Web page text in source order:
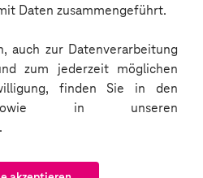
Daten zusammengeführt.
auch zur Datenverarbeitung
zum jederzeit möglichen
finden Sie in den
sowie in unseren